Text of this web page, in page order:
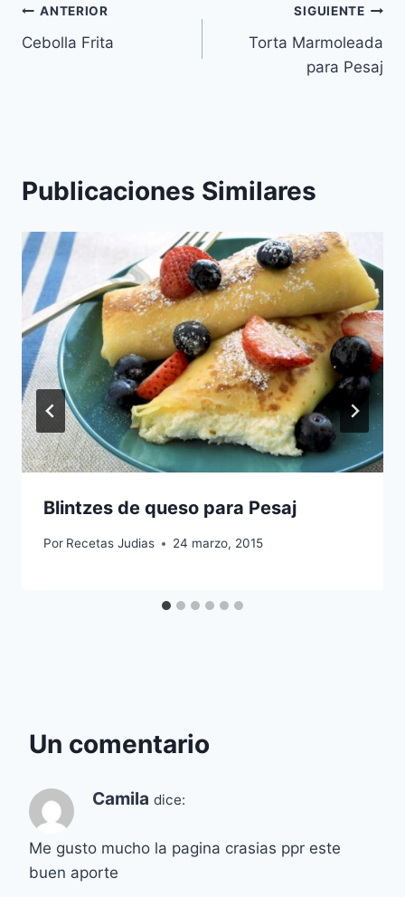
Navegación
de
ANTERIOR
Cebolla Frita
SIGUIENTE
Torta Marmoleada
para Pesaj
Publicaciones Similares
Blintzes de queso para Pesaj
Por Recetas Judias 24 marzo, 2015
Un comentario
Camila dice:
Me gusto mucho la pagina crasias ppr este
buen aporte